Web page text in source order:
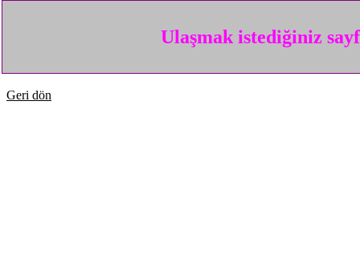
Ulaşmak istediğiniz
Geri dön